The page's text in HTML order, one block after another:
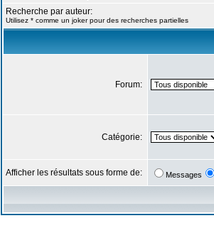
Recherche par auteur:
Utilisez * comme un joker pour des recherches partielles
Forum:
Catégorie:
Afficher les résultats sous forme de: Messages